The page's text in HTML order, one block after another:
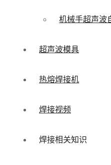
机械手超声波
超声波模具
热熔焊接机
焊接视频
焊接相关知识